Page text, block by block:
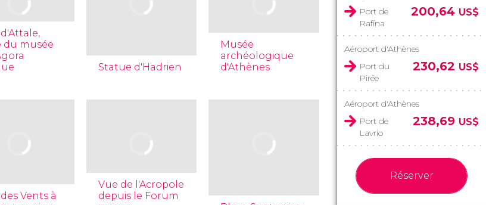
du musée
Statue d'Hadrien
Musée
archéologique
d'Athènes
Vents à
Vue de l'Acropole
depuis le Forum
Port de
Rafína
200,64 US$
Aéroport d'Athènes
Port du
Pirée
230,62 US$
Aéroport d'Athènes
Port de
Lavrio
238,69 US$
Réserver